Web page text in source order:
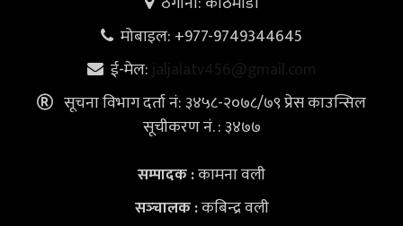
मोबाइल: +977-9749344645
ई-मेल: jaljalatv456@gmail.com
सूचना विभाग दर्ता नं: ३४५८-२०७८/७९ प्रेस काउन्सिल
सूचीकरण नं. : ३४७७
सम्पादक :कामना वली
सञ्‍चालक :कबिन्द्र वली